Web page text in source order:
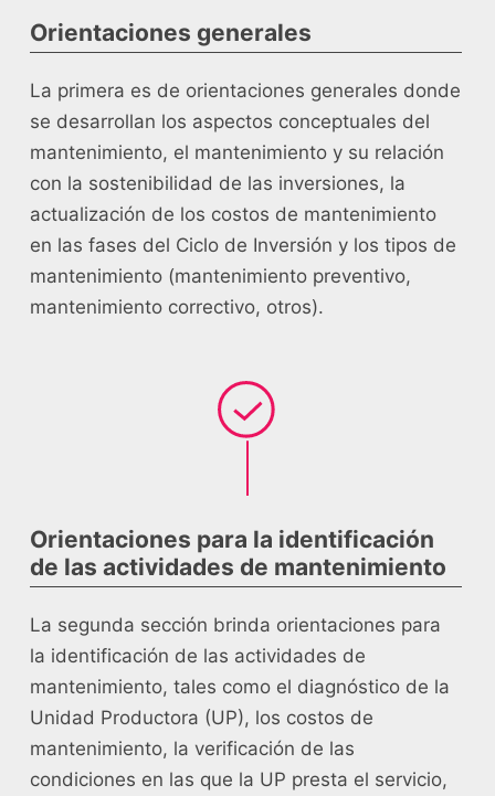
Orientaciones generales
La primera es de orientaciones generales donde
se desarrollan los aspectos conceptuales del
mantenimiento, el mantenimiento y su relación
con la sostenibilidad de las inversiones, la
actualización de los costos de mantenimiento
en las fases del Ciclo de Inversión y los tipos de
mantenimiento (mantenimiento preventivo,
mantenimiento correctivo, otros).
Orientaciones para la identificación
de las actividades de mantenimiento
La segunda sección brinda orientaciones para
la identificación de las actividades de
mantenimiento, tales como el diagnóstico de la
Unidad Productora (UP), los costos de
mantenimiento, la verificación de las
condiciones en las que la UP presta el servicio,